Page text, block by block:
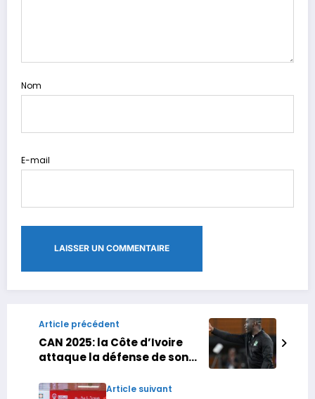
Nom
E-mail
Article précédent
CAN 2025: la Côte d’Ivoire
attaque la défense de son
sereine
Article suivant